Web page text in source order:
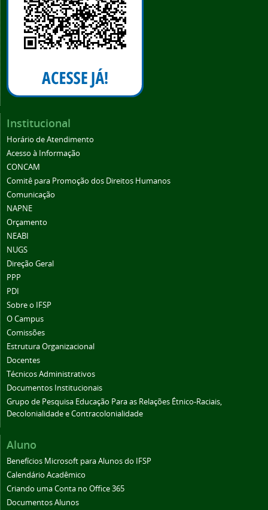
Institucional
Horário de Atendimento
Acesso à Informação
CONCAM
Comitê para Promoção dos Direitos Humanos
Comunicação
NAPNE
Orçamento
NEABI
NUGS
Direção Geral
PPP
PDI
Sobre o IFSP
O Campus
Comissões
Estrutura Organizacional
Docentes
Técnicos Administrativos
Documentos Institucionais
Grupo de Pesquisa Educação Para as Relações Étnico-Raciais,
Decolonialidade e Contracolonialidade
Aluno
Benefícios Microsoft para Alunos do IFSP
Calendário Acadêmico
Criando uma Conta no Office 365
Documentos Alunos